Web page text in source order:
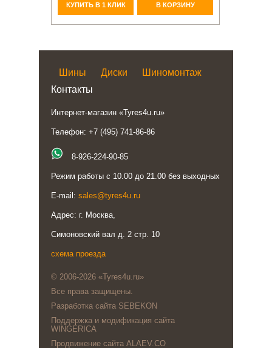
КУПИТЬ В 1 КЛИК В КОРЗИНУ
Шины Диски
Шиномонтаж
Контакты
Интернет-магазин «Tyres4u.ru»
Телефон: +7 (495) 741-86-86
8-926-224-90-85
Режим работы с 10.00 до 21.00 без выходных
E-mail: sales@tyres4u.ru
Адрес: г. Москва,
Симоновский вал д. 2 стр. 10
схема проезда
© 2006-2026 «Tyres4u.ru»
Все права защищены.
Разработка сайта SEBEKON
Поддержка и модификация сайта
WINGERICA
Продвижение сайта ALAEV.CO